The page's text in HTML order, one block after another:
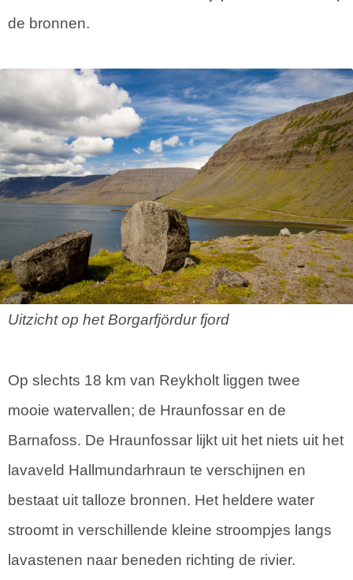
de bronnen.
Uitzicht op het Borgarfjördur fjord
Op slechts 18 km van Reykholt liggen twee
mooie watervallen; de Hraunfossar en de
Barnafoss. De Hraunfossar lijkt uit het niets uit het
lavaveld Hallmundarhraun te verschijnen en
bestaat uit talloze bronnen. Het heldere water
stroomt in verschillende kleine stroompjes langs
lavastenen naar beneden richting de rivier.